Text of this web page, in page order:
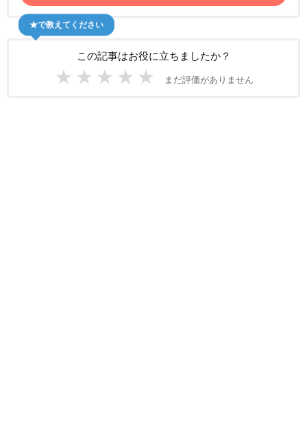
この記事はお役に立ちましたか？
★ ★ ★ ★ ★ まだ評価がありません
★で教えてください